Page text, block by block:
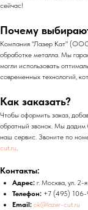
сейчас!
Почему
Компания "Лазер Кат"
обработке металла. Мы
могли использовать
современных технологий,
Как заказать?
Чтобы оформить заказ,
обратный звонок. Мы дадим
наш сервис. Звоните по
cut.ru.
Контакты:
Адрес: г. Москва, ул. 2-
Телефон: +7 (495)
Email: ok@lazer-cut.ru